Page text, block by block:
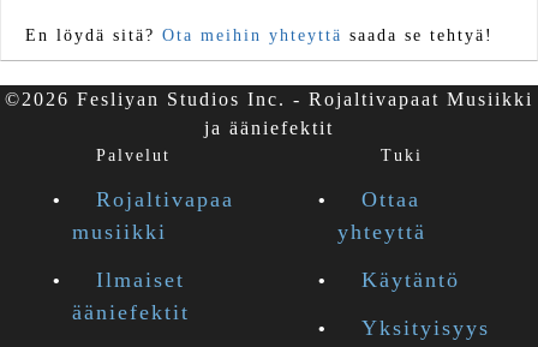
En löydä sitä? Ota meihin yhteyttä saada se tehtyä!
©2026 Fesliyan Studios Inc. - Rojaltivapaat Musiikki
ja ääniefektit
Palvelut
Rojaltivapaa
musiikki
Ilmaiset
ääniefektit
Tuki
Ottaa
yhteyttä
Käytäntö
Yksityisyys